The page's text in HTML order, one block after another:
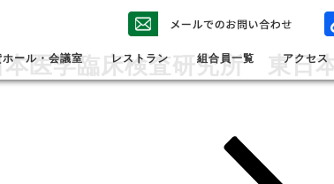
ホール・会議室 レストラン 組合員一覧 アクセス
本医学臨床検査研究所 東日